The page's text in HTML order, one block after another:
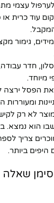
עצמי
עוד כרית
גימור
חדר
מיוחד.
הפסל ירצה
לא רק
הוא נמצא.
צריך
ביותר.